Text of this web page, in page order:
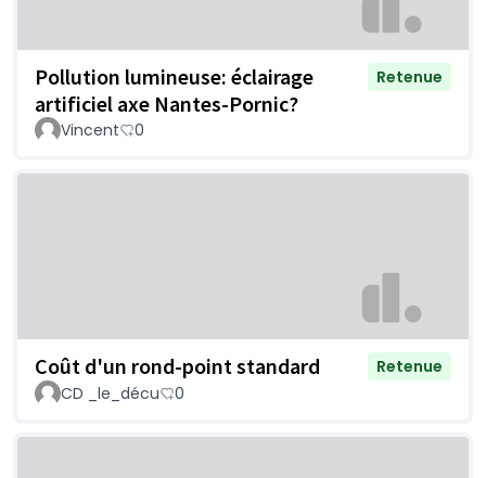
Pollution lumineuse: éclairage
artificiel axe Nantes-Pornic?
Retenue
Vincent 0
Coût d'un rond-point standard
Retenue
CD _le_décu
0